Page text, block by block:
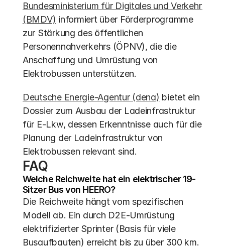
Bundesministerium für Digitales und Verkehr
(BMDV) informiert über Förderprogramme
zur Stärkung des öffentlichen
Personennahverkehrs (ÖPNV), die die
Anschaffung und Umrüstung von
Elektrobussen unterstützen.
Deutsche Energie-Agentur (dena) bietet ein
Dossier zum Ausbau der Ladeinfrastruktur
für E-Lkw, dessen Erkenntnisse auch für die
Planung der Ladeinfrastruktur von
Elektrobussen relevant sind.
FAQ
Welche Reichweite hat ein elektrischer 19-
Sitzer Bus von HEERO?
Die Reichweite hängt vom spezifischen
Modell ab. Ein durch D2E-Umrüstung
elektrifizierter Sprinter (Basis für viele
Busaufbauten) erreicht bis zu über 300 km.